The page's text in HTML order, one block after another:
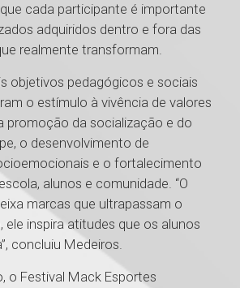
cada participante é importante
adquiridos dentro e fora das
realmente transformam.
objetivos pedagógicos e sociais
o estímulo à vivência de valores
promoção da socialização e do
o desenvolvimento de
e o fortalecimento
alunos e comunidade. “O
marcas que ultrapassam o
ele inspira atitudes que os alunos
concluiu Medeiros.
o Festival Mack Esportes